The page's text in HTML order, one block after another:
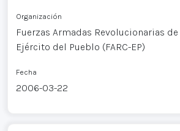
Organización
Fuerzas Armadas Revolucionarias
Ejército del Pueblo (FARC-EP)
Fecha
2006-03-22